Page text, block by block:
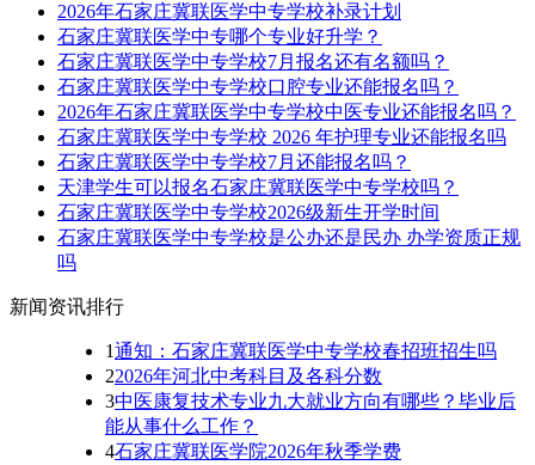
2026年石家庄冀联医学中专学校补录计划
石家庄冀联医学中专哪个专业好升学？
石家庄冀联医学中专学校7月报名还有名额吗？
石家庄冀联医学中专学校口腔专业还能报名吗？
2026年石家庄冀联医学中专学校中医专业还能报名吗？
石家庄冀联医学中专学校 2026 年护理专业还能报名吗
石家庄冀联医学中专学校7月还能报名吗？
天津学生可以报名石家庄冀联医学中专学校吗？
石家庄冀联医学中专学校2026级新生开学时间
石家庄冀联医学中专学校是公办还是民办 办学资质正规
吗
新闻资讯排行
1通知：石家庄冀联医学中专学校春招班招生吗
22026年河北中考科目及各科分数
3中医康复技术专业九大就业方向有哪些？毕业后
能从事什么工作？
4石家庄冀联医学院2026年秋季学费